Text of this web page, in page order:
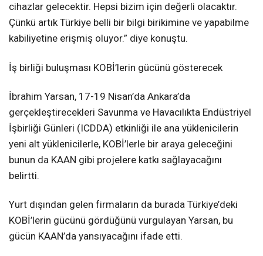
cihazlar gelecektir. Hepsi bizim için değerli olacaktır.
Çünkü artık Türkiye belli bir bilgi birikimine ve yapabilme
kabiliyetine erişmiş oluyor.” diye konuştu.
İş birliği buluşması KOBİ’lerin gücünü gösterecek
İbrahim Yarsan, 17-19 Nisan’da Ankara’da
gerçekleştirecekleri Savunma ve Havacılıkta Endüstriyel
İşbirliği Günleri (ICDDA) etkinliği ile ana yüklenicilerin
yeni alt yüklenicilerle, KOBİ’lerle bir araya geleceğini
bunun da KAAN gibi projelere katkı sağlayacağını
belirtti.
Yurt dışından gelen firmaların da burada Türkiye’deki
KOBİ’lerin gücünü gördüğünü vurgulayan Yarsan, bu
gücün KAAN’da yansıyacağını ifade etti.